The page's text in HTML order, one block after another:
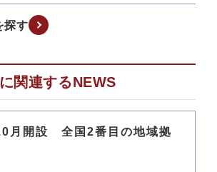
探す
関連するNEWS
月開設 全国2番目の地域拠